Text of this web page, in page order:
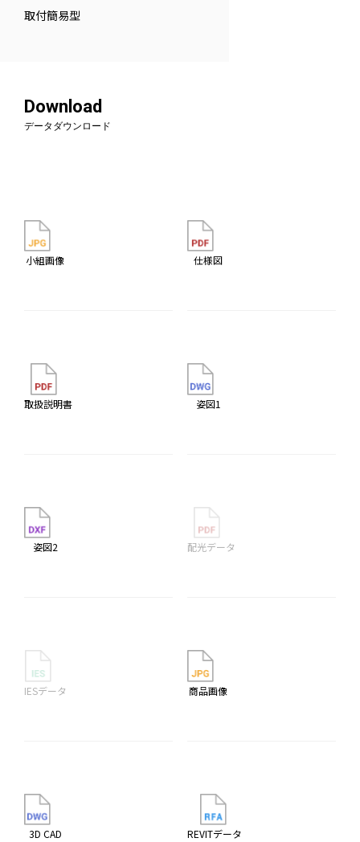
取付簡易型
Download
データダウンロード
小組画像 仕様図
取扱説明書 姿図1
姿図2 配光データ
IESデータ 商品画像
3D CAD REVITデータ